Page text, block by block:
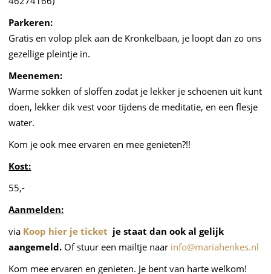
Parkeren:
Gratis en volop plek aan de Kronkelbaan, je loopt dan zo ons
gezellige pleintje in.
Meenemen:
Warme sokken of sloffen zodat je lekker je schoenen uit kunt
doen, lekker dik vest voor tijdens de meditatie, en een flesje
water.
Kom je ook mee ervaren en mee genieten?!!
Kost:
55,-
Aanmelden:
via Koop hier je ticket je staat dan ook al gelijk
aangemeld. Of stuur een mailtje naar info@mariahenkes.nl
Kom mee ervaren en genieten. Je bent van harte welkom!